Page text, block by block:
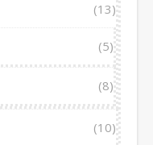
(13)
(5)
(8)
(10)